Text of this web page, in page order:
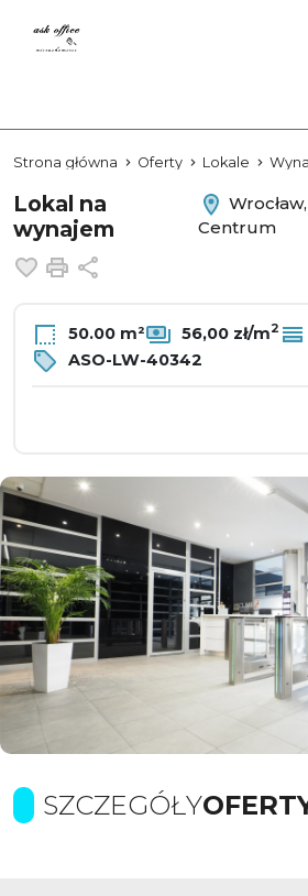
Strona główna Oferty Lokale
Lokal na
wynajem
Centrum
Dodaj do ulubionych
Drukuj
50.00 m² 56,00 zł/m2
ASO-LW-40342
SZCZEGÓŁY